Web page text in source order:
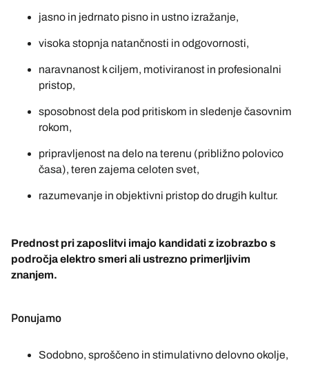
jasno in jedrnato pisno in ustno izražanje,
visoka stopnja natančnosti in odgovornosti,
naravnanost k ciljem, motiviranost in profesionalni
pristop,
sposobnost dela pod pritiskom in sledenje časovnim
rokom,
pripravljenost na delo na terenu (približno polovico
časa), teren zajema celoten svet,
razumevanje in objektivni pristop do drugih kultur.
Prednost pri zaposlitvi imajo kandidati z izobrazbo s
področja elektro smeri ali ustrezno primerljivim
znanjem.
Ponujamo
Sodobno, sproščeno in stimulativno delovno okolje,